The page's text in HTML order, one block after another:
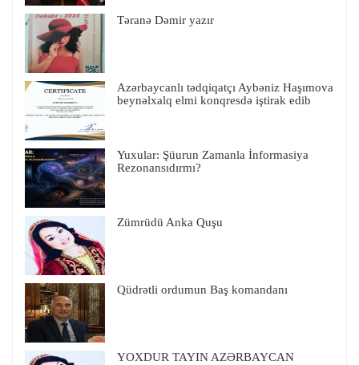
Təranə Dəmir yazır
Azərbaycanlı tədqiqatçı Aybəniz Haşımova
beynəlxalq elmi konqresdə iştirak edib
Yuxular: Şüurun Zamanla İnformasiya
Rezonansıdırmı?
Zümrüdü Anka Quşu
Qüdrətli ordumun Baş komandanı
YOXDUR TAYIN AZƏRBAYCAN